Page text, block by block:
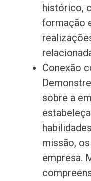
histórico,
formação
Conexão
sobre a
missão,
empresa.